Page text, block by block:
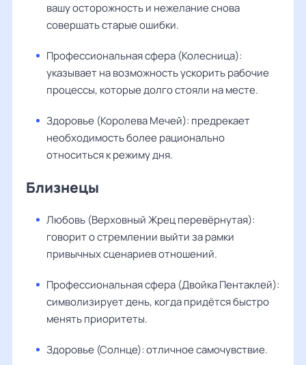
вашу осторожность и нежелание снова
совершать старые ошибки.
Профессиональная сфера (Колесница):
указывает на возможность ускорить рабочие
процессы, которые долго стояли на месте.
Здоровье (Королева Мечей): предрекает
необходимость более рационально
относиться к режиму дня.
Близнецы
Любовь (Верховный Жрец перевёрнутая):
говорит о стремлении выйти за рамки
привычных сценариев отношений.
Профессиональная сфера (Двойка Пентаклей):
символизирует день, когда придётся быстро
менять приоритеты.
Здоровье (Солнце): отличное самочувствие.